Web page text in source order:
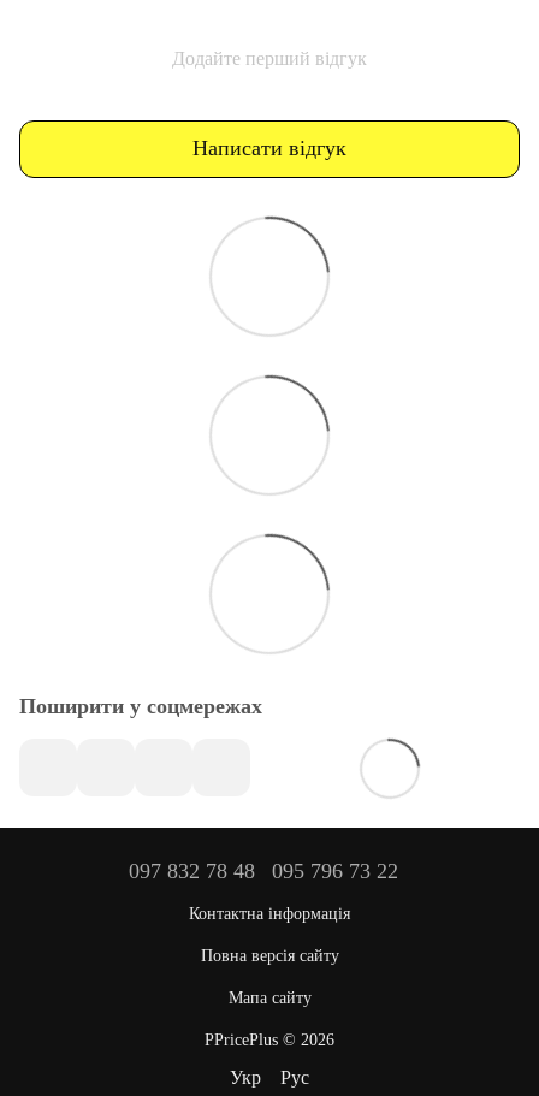
Додайте перший відгук
Написати відгук
Поширити у соцмережах
097 832 78 48 095 796 73 22
Контактна інформація
Повна версія сайту
Мапа сайту
PPricePlus © 2026
Укр Рус